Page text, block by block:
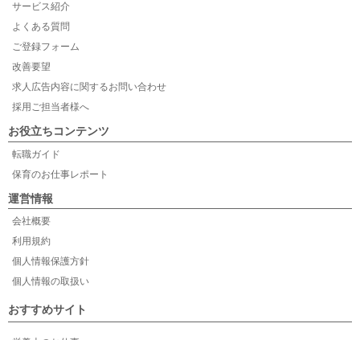
サービス紹介
よくある質問
ご登録フォーム
改善要望
求人広告内容に関するお問い合わせ
採用ご担当者様へ
お役立ちコンテンツ
転職ガイド
保育のお仕事レポート
運営情報
会社概要
利用規約
個人情報保護方針
個人情報の取扱い
おすすめサイト